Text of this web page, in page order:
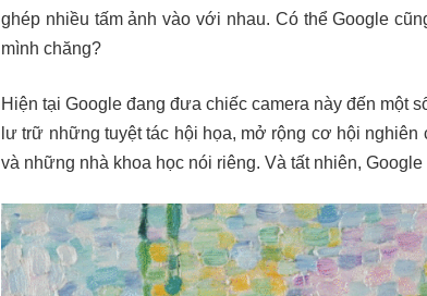
ghép nhiều tấm ảnh vào với nhau. Có thể Google
mình chăng?
Hiện tại Google đang đưa chiếc camera này đến một
lư trữ những tuyệt tác hội họa, mở rộng cơ hội
và những nhà khoa học nói riêng. Và tất nhiên,